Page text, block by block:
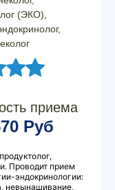
(ЭКО),
приема
Руб
Проводит прием
эндокринологии:
невынашивание,